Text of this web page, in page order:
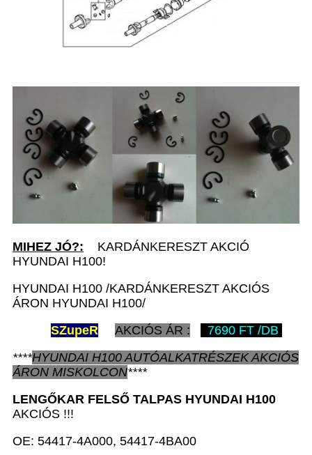
MIHEZ JÓ?: KARDÁNKERESZT AKCIÓ
HYUNDAI H100!
HYUNDAI H100 /KARDÁNKERESZT AKCIÓS
ÁRON HYUNDAI H100/
SZupeR AKCIÓS ÁR :
7690 FT /DB
****HYUNDAI H100AUTÓALKATRÉSZEKAKCIÓS
ÁRON MISKOLCON****
LENGŐKAR FELSŐ TALPAS HYUNDAI H100
AKCIÓS !!!
OE: 54417-4A000, 54417-4BA00